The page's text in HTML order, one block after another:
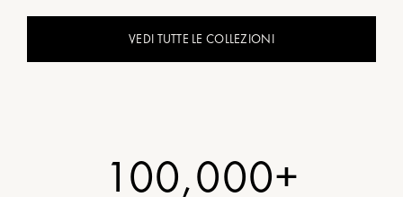
VEDI TUTTE LE COLLEZIONI
100,000+